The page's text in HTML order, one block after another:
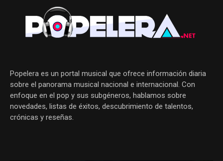
Popelera es un portal musical que ofrece información diaria
sobre el panorama musical nacional e internacional. Con
enfoque en el pop y sus subgéneros, hablamos sobre
novedades, listas de éxitos, descubrimiento de talentos,
crónicas y reseñas.